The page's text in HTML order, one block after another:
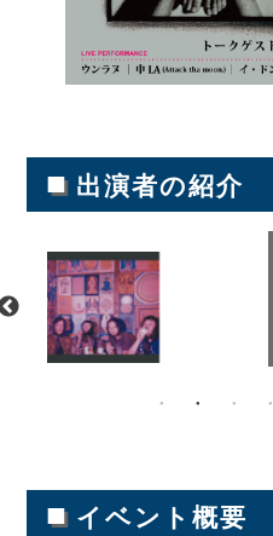
■ 出演者の紹介
■ イベント概要